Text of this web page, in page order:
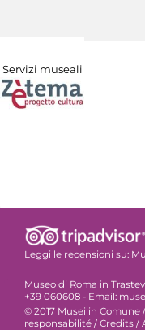
Servizi museali
Leggi le recensioni su:
Museo di Roma in
+39 060608 - Email:
© 2017 Musei in Comune /
responsabilité / Credits /